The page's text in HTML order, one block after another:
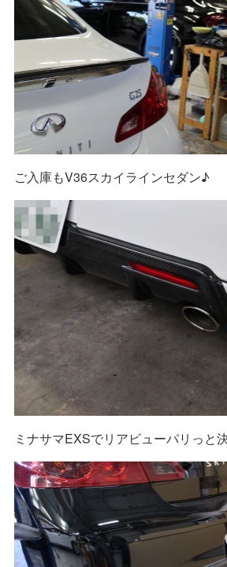
ご入庫もV36スカイラインセダン♪
ミナサマEXSでリアビューパリっと